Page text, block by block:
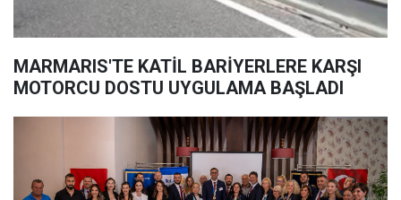
MARMARIS'TE KATİL BARİYERLERE KARŞI
MOTORCU DOSTU UYGULAMA BAŞLADI